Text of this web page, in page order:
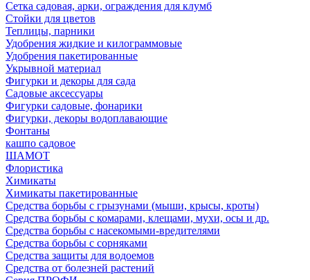
Сетка садовая, арки, ограждения для клумб
Стойки для цветов
Теплицы, парники
Удобрения жидкие и килограммовые
Удобрения пакетированные
Укрывной материал
Фигурки и декоры для сада
Садовые аксессуары
Фигурки садовые, фонарики
Фигурки, декоры водоплавающие
Фонтаны
кашпо садовое
ШАМОТ
Флористика
Химикаты
Химикаты пакетированные
Средства борьбы с грызунами (мыши, крысы, кроты)
Средства борьбы с комарами, клещами, мухи, осы и др.
Средства борьбы с насекомыми-вредителями
Средства борьбы с сорняками
Средства защиты для водоемов
Средства от болезней растений